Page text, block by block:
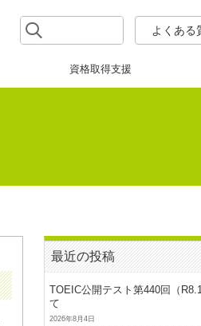
よくある
資格取得支援
最近の投稿
TOEIC公開テスト第440回（
て
2026年8月4日